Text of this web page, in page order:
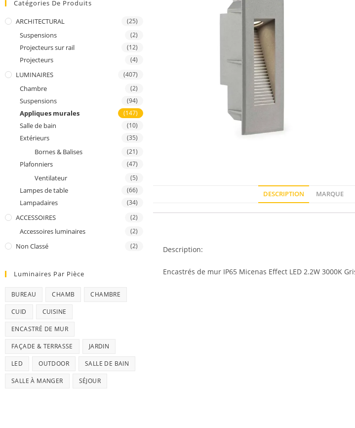
Catégories De Produits
ARCHITECTURAL (25)
Suspensions (2)
Projecteurs sur rail (12)
Projecteurs (4)
LUMINAIRES (407)
Chambre (2)
Suspensions (94)
Appliques murales (147)
Salle de bain (10)
Extérieurs (35)
Bornes & Balises (21)
Plafonniers (47)
Ventilateur (5)
Lampes de table (66)
Lampadaires (34)
ACCESSOIRES (2)
Accessoires luminaires (2)
Non Classé (2)
Luminaires Par Pièce
BUREAU CHAMB CHAMBRE
CUID CUISINE
ENCASTRÉ DE MUR
FAÇADE & TERRASSE JARDIN
LED OUTDOOR SALLE DE BAIN
SALLE À MANGER SÉJOUR
DESCRIPTION MARQUE
Description:
Encastrés de mur IP65 Micenas Effect LED 2.2W 3000K